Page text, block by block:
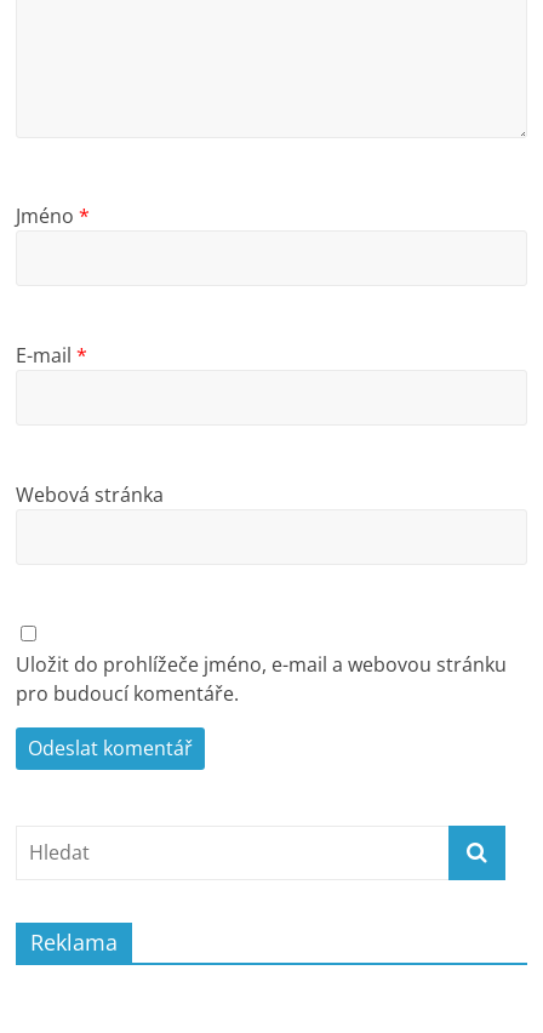
Jméno*
E-mail*
Webová stránka
Uložit do prohlížeče jméno, e-mail a webovou stránku
pro budoucí komentáře.
Reklama